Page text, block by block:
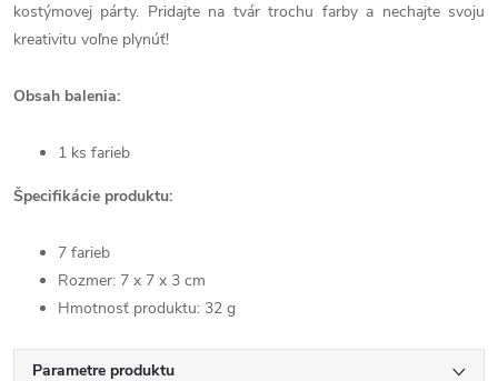
kostýmovej párty. Pridajte na tvár trochu farby a nechajte svoju
kreativitu voľne plynúť!
Obsah balenia:
1 ks farieb
Špecifikácie produktu:
7 farieb
Rozmer: 7 x 7 x 3 cm
Hmotnosť produktu: 32 g
Parametre produktu